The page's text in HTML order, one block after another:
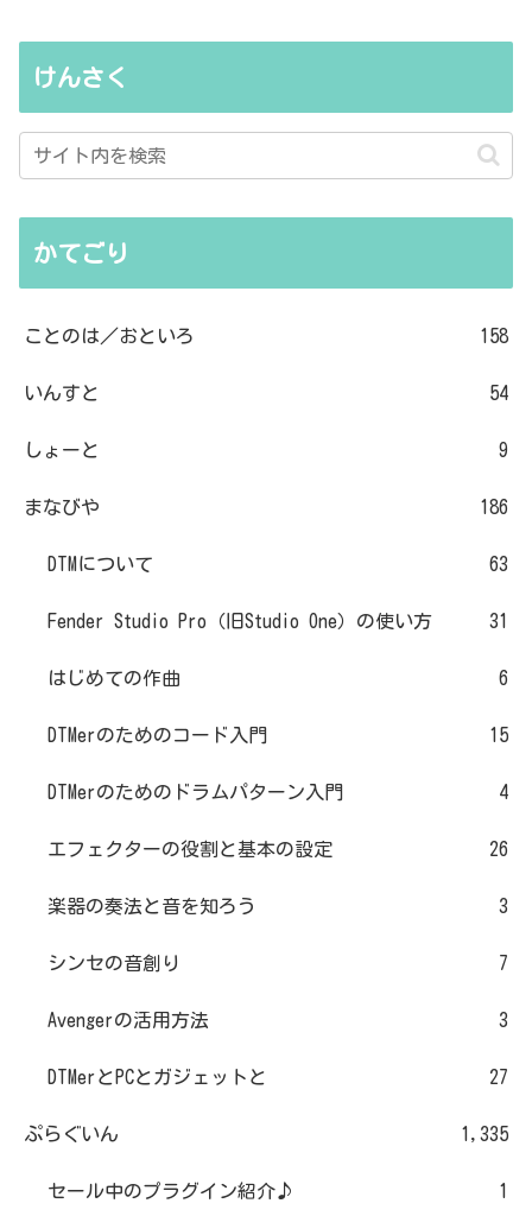
けんさく
かてごり
ことのは／おといろ 158
いんすと 54
しょーと 9
まなびや 186
DTMについて 63
Fender Studio Pro（旧Studio One）の使い方 31
はじめての作曲 6
DTMerのためのコード入門 15
DTMerのためのドラムパターン入門 4
エフェクターの役割と基本の設定 26
楽器の奏法と音を知ろう 3
シンセの音創り 7
Avengerの活用方法 3
DTMerとPCとガジェットと 27
ぷらぐいん 1,335
セール中のプラグイン紹介♪ 1